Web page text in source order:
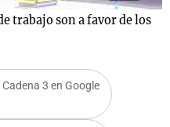
trabajo son a favor de los
3 en Google
La Sole en
Cadena 3